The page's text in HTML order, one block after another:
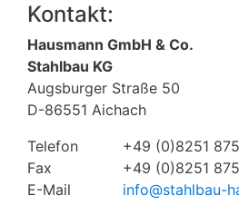
Kontakt:
Hausmann GmbH & Co.
Stahlbau KG
Augsburger Straße 50
D-86551 Aichach
Telefon
Fax
E-Mail
+49 (0)8251
+49 (0)8251
info@stahlbau-